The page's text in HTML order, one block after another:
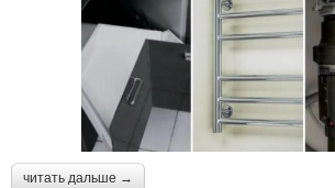
читать дальше →